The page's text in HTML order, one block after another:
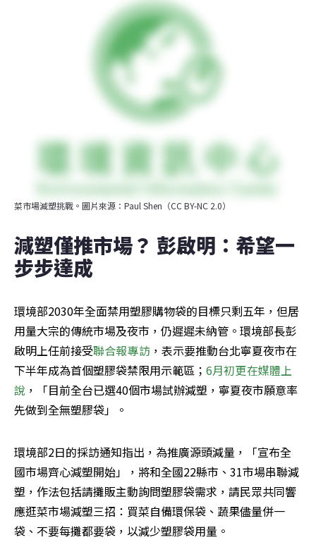
菜市場減塑挑戰。圖片來源：Paul Shen（CC BY-NC 2.0）
減塑僅推市場？ 彭啟明：希望一
步步達成
環境部2030年全面禁用塑膠購物袋的目標只剩五年，但居
用量大宗的傳統市場及夜市，仍遲遲未納管。環境部長彭
啟明上任前接受聯合報專訪 ，表示要推動台北寧夏夜市在
下半年成為首個塑膠袋禁限用示範區； 6月初更在媒體上
說 ，「目前全台已選40個市場試辦減塑，寧夏夜市願意率
先做到全無塑膠袋」。
環境部2日的採訪通知指出，為推廣源頭減量，「宣布全
國市場齊心減塑開始」，將和全國22縣市、31市場串聯減
塑，作法包括請攤販主動詢問塑膠袋需求，請民眾共同響
應逛菜市場減塑三招：買菜自備環保袋、蔬果儘量併一
袋、不要每攤都要袋，以減少塑膠袋用量。